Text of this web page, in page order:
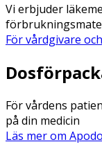
Vi erbjuder
För vårdgivare
För vårdens
på din medicin
Läs mer om